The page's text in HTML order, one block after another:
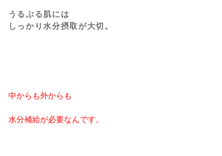
うるぷる肌には
しっかり水分摂取が大切。
中からも外からも
水分補給が必要なんです。